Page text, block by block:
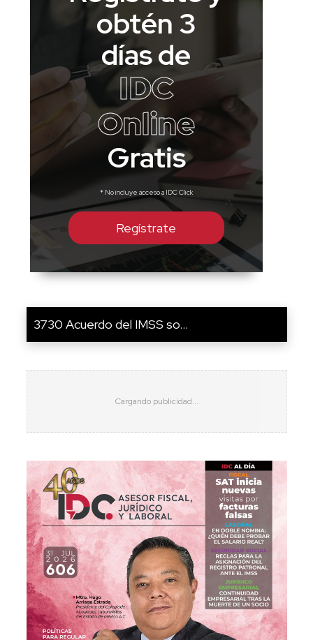
obtén 3
días de
IDC
Online
Gratis
* No incluye acceso a IDC Click
Regístrate
3730 Acuerdo del IMSS so...